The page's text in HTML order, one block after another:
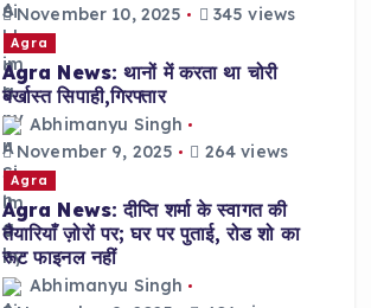
November 10, 2025
345 views
Agra
Agra News: थानों में करता था चोरी
बर्खास्त सिपाही,गिरफ्तार
Abhimanyu Singh
November 9, 2025
264 views
Agra
Agra News: दीप्ति शर्मा के स्वागत की
तैयारियाँ ज़ोरों पर; घर पर पुताई, रोड शो का
रूट फाइनल नहीं
Abhimanyu Singh